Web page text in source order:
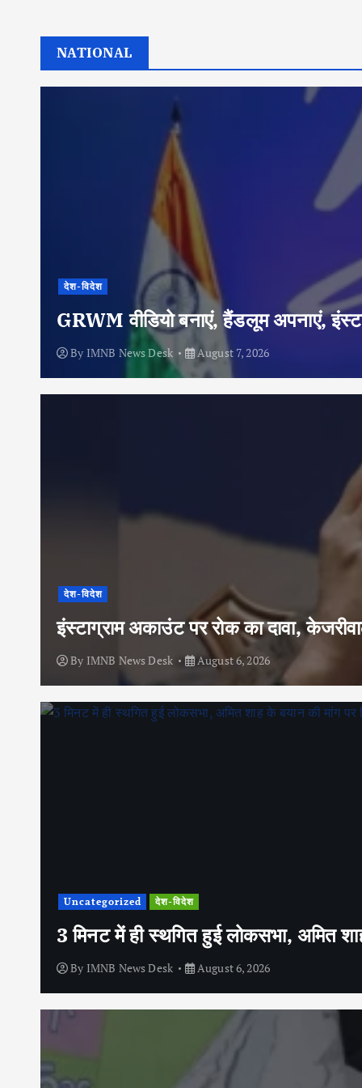
NATIONAL
देश-विदेश
GRWM वीडियो बनाएं, हैंडलूम अपनाएं,
By IMNB News Desk August 7, 2026
देश-विदेश
इंस्टाग्राम अकाउंट पर रोक का दावा,
By IMNB News Desk August 6, 2026
Uncategorized देश-विदेश
3 मिनट में ही स्थगित हुई लोकसभा, अमित
By IMNB News Desk August 6, 2026